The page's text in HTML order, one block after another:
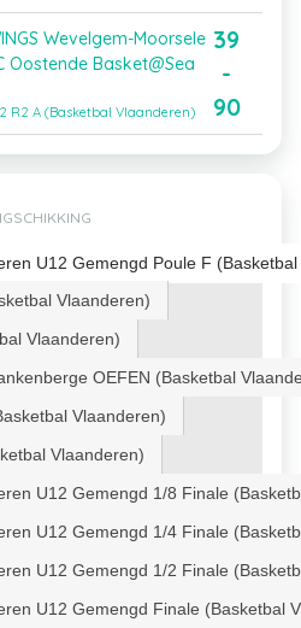
Wevelgem-Moorsele
Oostende Basket@Sea
R2 A (Basketbal Vlaanderen)
39
-
90
U12 Gemengd Poule F
Vlaanderen)
Vlaanderen)
OEFEN (Basketbal
Vlaanderen)
Vlaanderen)
U12 Gemengd 1/8 Finale
U12 Gemengd 1/4 Finale
U12 Gemengd 1/2 Finale
U12 Gemengd Finale (Basketbal